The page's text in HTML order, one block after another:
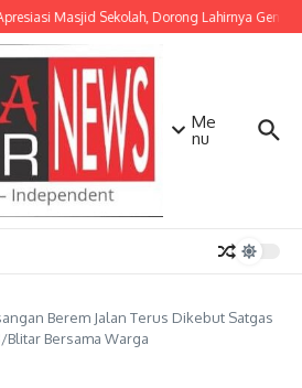
Masjid Sekolah, Dorong Lahirnya
Me
nu
Berem Jalan Terus Dikebut Satgas
Blitar Bersama Warga